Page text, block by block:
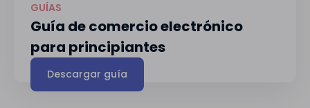
GUÍAS
Guía de comercio electrónico
para principiantes
Descargar guía